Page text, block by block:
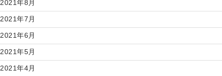
2021年8月
2021年7月
2021年6月
2021年5月
2021年4月